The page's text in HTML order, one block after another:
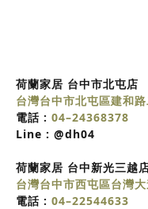
荷蘭家居 台中市北屯店
台灣台中市北屯區建和
電話 : 04–24368378
Line : @dh04
荷蘭家居 台中新光三越
台灣台中市西屯區台灣
電話 : 04–22544633